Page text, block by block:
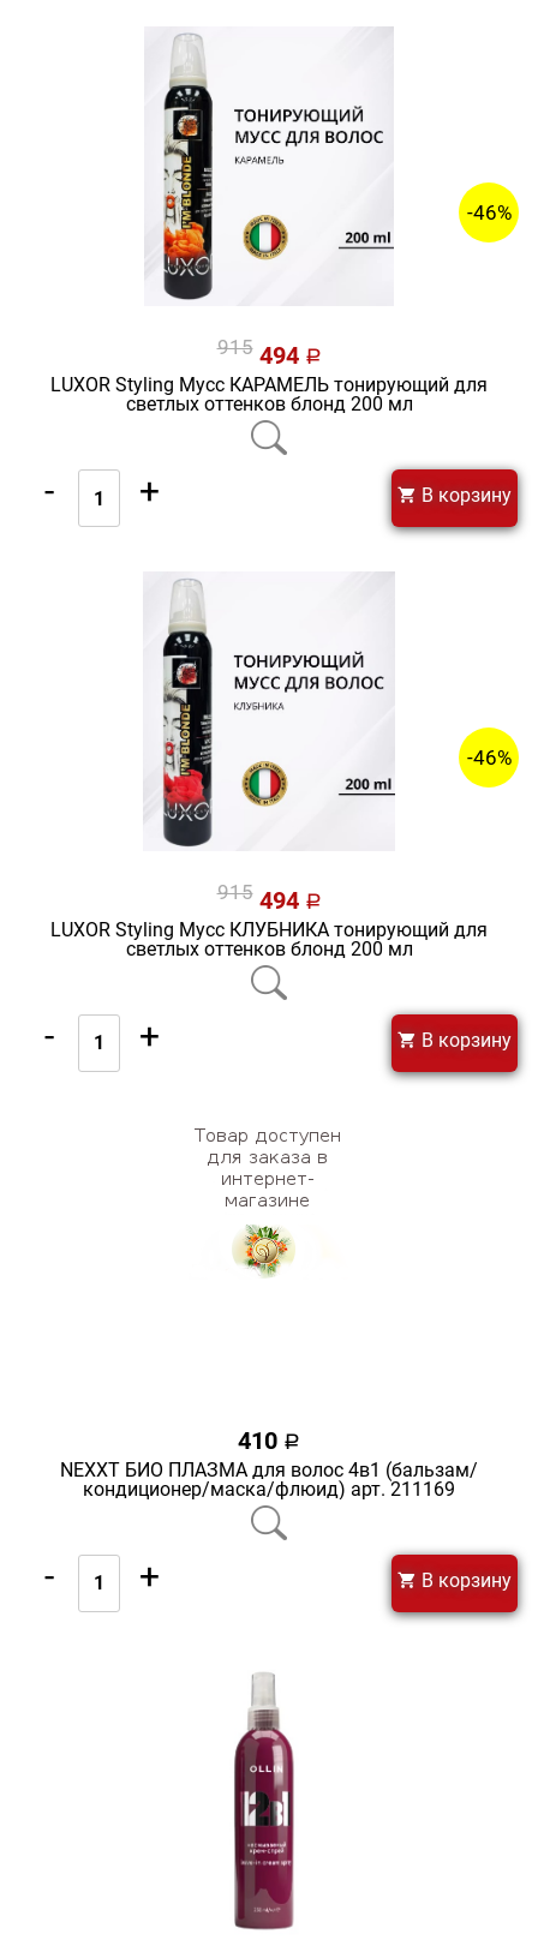
-46%
915494 a
LUXOR Styling Мусс КАРАМЕЛЬ тонирующий для
светлых оттенков блонд 200 мл
- + В корзину
-46%
915494 a
LUXOR Styling Мусс КЛУБНИКА тонирующий для
светлых оттенков блонд 200 мл
- + В корзину
410 a
NEXXT БИО ПЛАЗМА для волос 4в1 (бальзам/
кондиционер/маска/флюид) арт. 211169
- + В корзину